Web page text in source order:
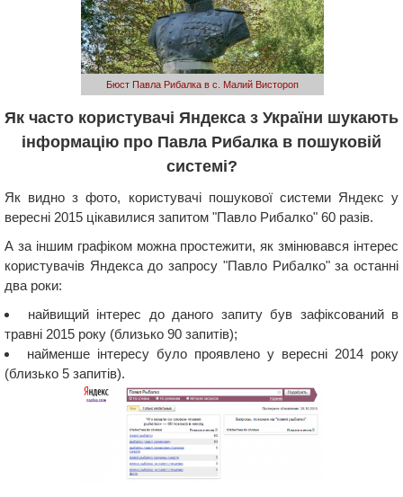
Бюст Павла Рибалка в с. Малий Вистороп
Як часто користувачі Яндекса з України шукають
інформацію про Павла Рибалка в пошуковій
системі?
Як видно з фото, користувачі пошукової системи Яндекс у
вересні 2015 цікавилися запитом "Павло Рибалко" 60 разів.
А за іншим графіком можна простежити, як змінювався інтерес
користувачів Яндекса до запросу "Павло Рибалко" за останні
два роки:
найвищий інтерес до даного запиту був зафіксований в
травні 2015 року (близько 90 запитів);
найменше інтересу було проявлено у вересні 2014 року
(близько 5 запитів).